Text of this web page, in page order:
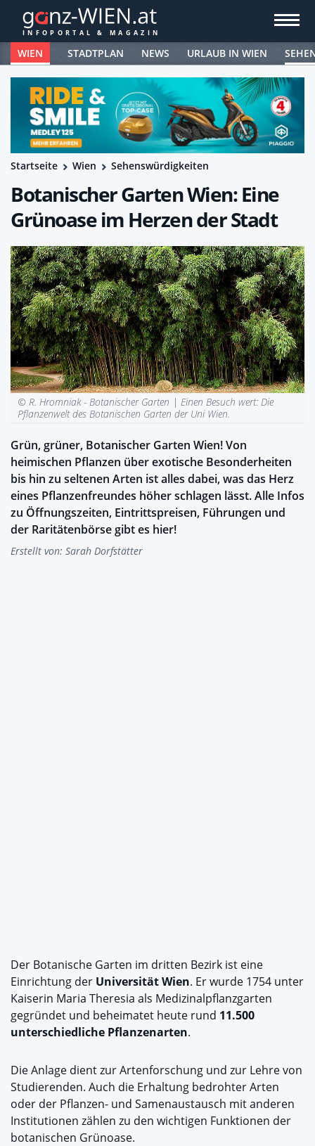
WIEN STADTPLAN NEWS URLAUB IN WIEN
Startseite Wien Sehenswürdigkeiten
Botanischer Garten Wien: Eine
Grünoase im Herzen der Stadt
© R. Hromniak - Botanischer Garten | Einen Besuch wert: Die
Pflanzenwelt des Botanischen Garten der Uni Wien.
Grün, grüner, Botanischer Garten Wien! Von
heimischen Pflanzen über exotische Besonderheiten
bis hin zu seltenen Arten ist alles dabei, was das Herz
eines Pflanzenfreundes höher schlagen lässt. Alle Infos
zu Öffnungszeiten, Eintrittspreisen, Führungen und
der Raritätenbörse gibt es hier!
Erstellt von: Sarah Dorfstätter
Der Botanische Garten im dritten Bezirk ist eine
Einrichtung der Universität Wien. Er wurde 1754 unter
Kaiserin Maria Theresia als Medizinalpflanzgarten
gegründet und beheimatet heute rund 11.500
unterschiedliche Pflanzenarten.
Die Anlage dient zur Artenforschung und zur Lehre von
Studierenden. Auch die Erhaltung bedrohter Arten
oder der Pflanzen- und Samenaustausch mit anderen
Institutionen zählen zu den wichtigen Funktionen der
botanischen Grünoase.